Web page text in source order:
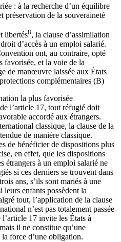
: à la recherche d’un équilibre
préservation de la souveraineté
libertés8, la clause d’assimilation
d’accès à un emploi salarié.
ont, au contraire, opté
favorisée, et la voie de la
de manœuvre laissée aux États
complémentaires (B)
la plus favorisée
l’article 17, tout réfugié doit
accordé aux étrangers.
classique, la clause de la
de manière classique.
de bénéficier de dispositions plus
en effet, que les dispositions
étrangers à un emploi salarié ne
si ces derniers se trouvent dans
ans, s’ils sont mariés à une
leurs enfants pos­sèdent la
tout, l’application de la clause
n’est pas totalement passée
17 invite les États à
il ne constitue qu’une
force d’une obligation.